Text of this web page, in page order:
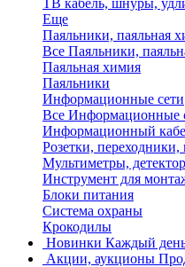
ТВ кабель, шнуры,
Еще
Паяльники, паяльная
Все Паяльники,
Паяльная химия
Паяльники
Информационные сети
Все Информационные
Информационный
Розетки, переходники,
Мультиметры,
Инструмент для
Блоки питания
Система охраны
Крокодилы
Новинки Каждый
Акции, аукционы